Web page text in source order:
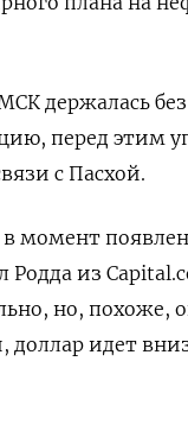
МСК держалась
перед этим
с ​Пасхой.
Родда из
но, похоже,
идет